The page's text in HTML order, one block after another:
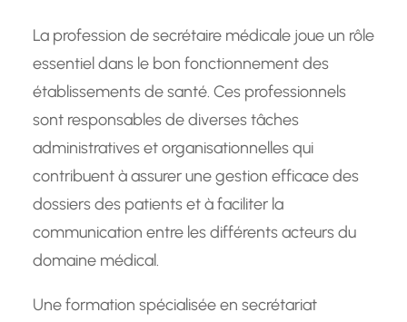
La profession de secrétaire médicale joue un rôle
essentiel dans le bon fonctionnement des
établissements de santé. Ces professionnels
sont responsables de diverses tâches
administratives et organisationnelles qui
contribuent à assurer une gestion efficace des
dossiers des patients et à faciliter la
communication entre les différents acteurs du
domaine médical.
Une formation spécialisée en secrétariat